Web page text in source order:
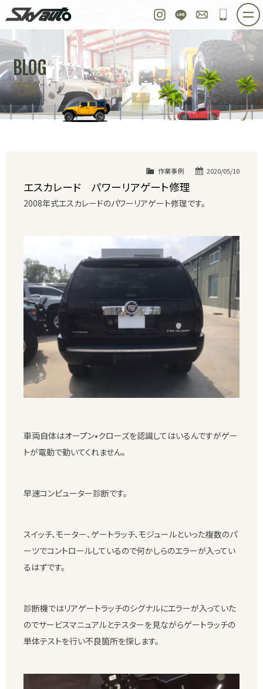
Instagram
LINE お問い合わせ
048-
ホーム 在庫車情報 ご購入プラン
整備作業実例 パーツ販売 買取＆オーダー
店舗紹介 工場紹介 会社概要
スタッフ紹介 求人情報 公式ブログ
BLOG
ブログ
2020/05/10
作業事例
エスカレード パワーリアゲート修理
2008年式エスカレードのパワーリアゲート修理です。
車両自体はオープン•クローズを認識してはいるんですがゲー
トが電動で動いてくれません。
早速コンピューター診断です。
スイッチ、モーター、ゲートラッチ、モジュールといった複数のパ
ーツでコントロールしているので何かしらのエラーが入ってい
るはずです。
診断機ではリアゲートラッチのシグナルにエラーが入っていた
のでサービスマニュアルとテスターを見ながらゲートラッチの
単体テストを行い不良箇所を探します。